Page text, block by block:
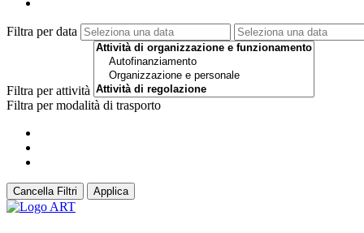
Filtra per data
Filtra per attività
Filtra per modalità di trasporto
Cancella Filtri Applica